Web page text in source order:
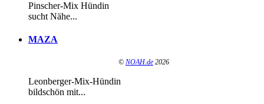
Pinscher-Mix Hündin
sucht Nähe...
MAZA
© NOAH.de 2026
Leonberger-Mix-Hündin
bildschön mit...